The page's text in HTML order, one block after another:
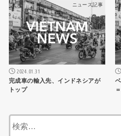
ニュース記事
2024.01.31
完成車の輸入先、インドネシアが
トップ